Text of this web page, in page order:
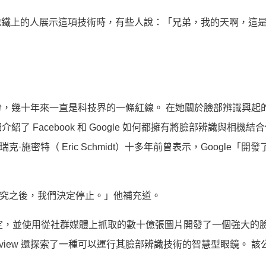
上的人展示這項技術時，有些人說：「兄弟，我的天啊，這
幾十年來一直是科技界的一條紅線。 在她關於臉部辨識興起
紹了 Facebook 和 Google 如何都擁有將臉部辨識與相機結
克·施密特（ Eric Schmidt）十多年前曾表示，Google「開發
之後，我們決定停止。」他補充道。
並使用從社群媒體上抓取的數十億張圖片開發了一個強大的
還探索了一種可以運行其臉部辨識技術的智慧型眼鏡。 該